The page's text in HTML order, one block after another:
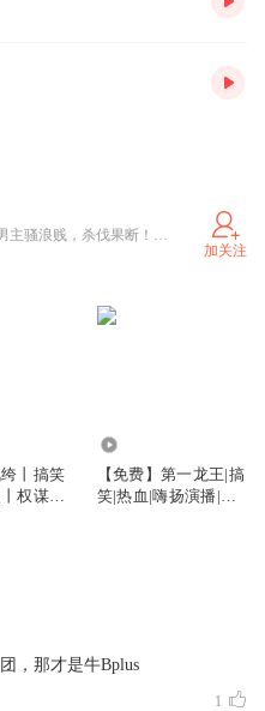
《侯门第一纨绔》上架了！男主骚浪贱，杀伐果断！搞笑权谋后宫文，快来听！红包发不停
加关注
丨搞笑
权谋丨
【免费】第一龙王|搞
笑|热血|嗨扬演播|真
，那才是牛Bplus
1